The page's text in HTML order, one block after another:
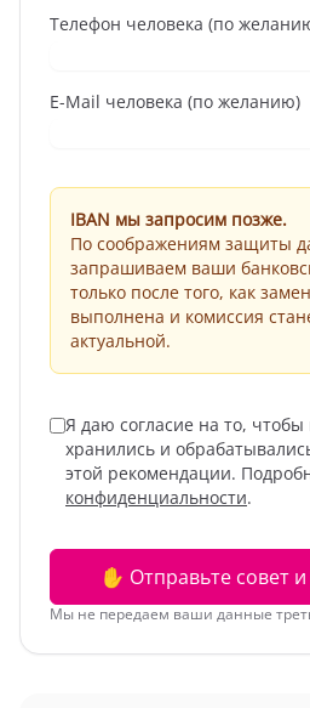
Телефон человека (по
E-Mail человека (по желанию)
IBAN мы запросим позже.
По соображениям защиты
запрашиваем ваши
только после того, как
выполнена и комиссия
актуальной.
Я даю согласие на то,
хранились и
этой рекомендации.
конфиденциальности.
✋ Отправьте совет
Мы не передаем ваши данные